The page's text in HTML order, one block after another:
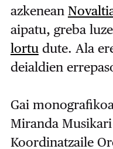
azkenean
aipatu, greba
lortu dute. Ala
deialdien
Gai
Miranda
Koordinatzaile